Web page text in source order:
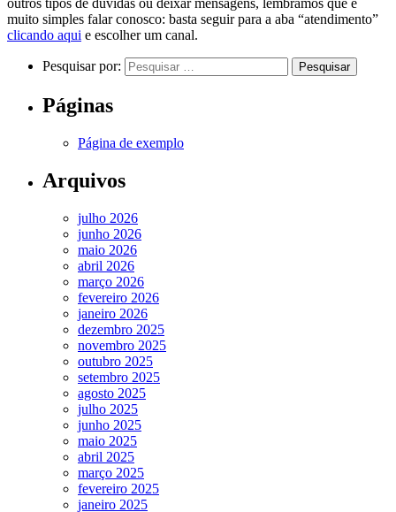
outros tipos de dúvidas ou deixar mensagens, lembramos que é
muito simples falar conosco: basta seguir para a aba “atendimento”
clicando aqui e escolher um canal.
Pesquisar por:
Páginas
Página de exemplo
Arquivos
julho 2026
junho 2026
maio 2026
abril 2026
março 2026
fevereiro 2026
janeiro 2026
dezembro 2025
novembro 2025
outubro 2025
setembro 2025
agosto 2025
julho 2025
junho 2025
maio 2025
abril 2025
março 2025
fevereiro 2025
janeiro 2025